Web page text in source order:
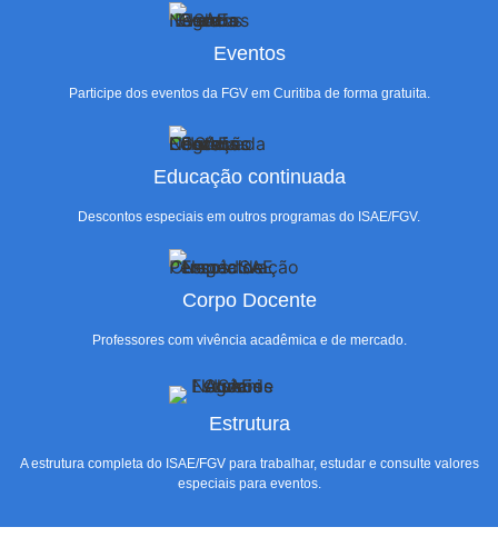
Eventos
Participe dos eventos da FGV em Curitiba de forma gratuita.
Educação continuada
Descontos especiais em outros programas do ISAE/FGV.
Corpo Docente
Professores com vivência acadêmica e de mercado.
Estrutura
A estrutura completa do ISAE/FGV para trabalhar, estudar e consulte valores
especiais para eventos.